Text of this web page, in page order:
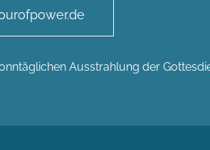
Ausstrahlung der